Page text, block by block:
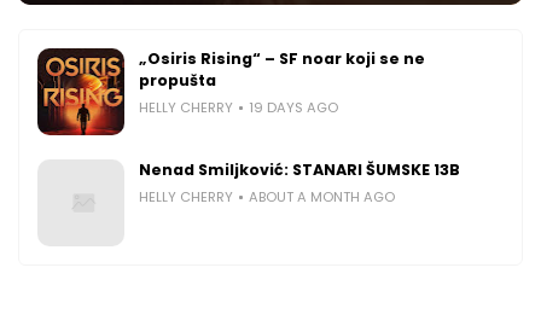
„Osiris Rising“ – SF noar koji se ne
propušta
HELLY CHERRY 19 DAYS AGO
Nenad Smiljković: STANARI ŠUMSKE 13B
HELLY CHERRY ABOUT A MONTH AGO